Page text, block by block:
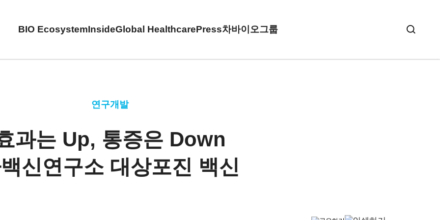
BIO EcosystemInsideGlobal HealthcarePress차바이오그룹
연구개발
과는 Up, 통증은 Down
신연구소 대상포진 백신